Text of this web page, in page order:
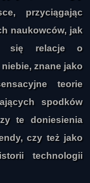
przyciągając
naukowców, jak
się relacje o
znane jako
teorie
spodków
te doniesienia
czy też jako
technologii